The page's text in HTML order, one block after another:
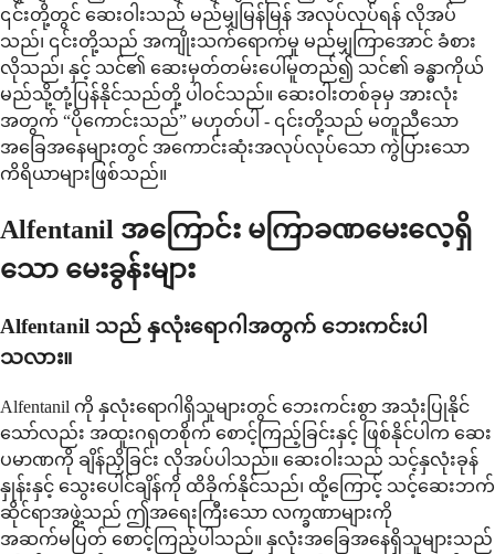
၎င်းတို့တွင် ဆေးဝါးသည် မည်မျှမြန်မြန် အလုပ်လုပ်ရန် လိုအပ်
သည်၊ ၎င်းတို့သည် အကျိုးသက်ရောက်မှု မည်မျှကြာအောင် ခံစား
လိုသည်၊ နှင့် သင်၏ ဆေးမှတ်တမ်းပေါ်မူတည်၍ သင်၏ ခန္ဓာကိုယ်
မည်သို့တုံ့ပြန်နိုင်သည်တို့ ပါဝင်သည်။ ဆေးဝါးတစ်ခုမှ အားလုံး
အတွက် “ပိုကောင်းသည်” မဟုတ်ပါ - ၎င်းတို့သည် မတူညီသော
အခြေအနေများတွင် အကောင်းဆုံးအလုပ်လုပ်သော ကွဲပြားသော
ကိရိယာများဖြစ်သည်။
Alfentanil အကြောင်း မကြာခဏမေးလေ့ရှိ
သော မေးခွန်းများ
Alfentanil သည် နှလုံးရောဂါအတွက် ဘေးကင်းပါ
သလား။
Alfentanil ကို နှလုံးရောဂါရှိသူများတွင် ဘေးကင်းစွာ အသုံးပြုနိုင်
သော်လည်း အထူးဂရုတစိုက် စောင့်ကြည့်ခြင်းနှင့် ဖြစ်နိုင်ပါက ဆေး
ပမာဏကို ချိန်ညှိခြင်း လိုအပ်ပါသည်။ ဆေးဝါးသည် သင့်နှလုံးခုန်
နှုန်းနှင့် သွေးပေါင်ချိန်ကို ထိခိုက်နိုင်သည်၊ ထို့ကြောင့် သင့်ဆေးဘက်
ဆိုင်ရာအဖွဲ့သည် ဤအရေးကြီးသော လက္ခဏာများကို
အဆက်မပြတ် စောင့်ကြည့်ပါသည်။ နှလုံးအခြေအနေရှိသူများသည်